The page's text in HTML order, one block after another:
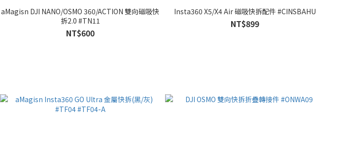
aMagisn DJI NANO/OSMO 360/ACTION 雙向磁吸快
拆2.0 #TN11
NT$600
Insta360 X5/X4 Air 磁吸快拆配件 #CINSBAHU
NT$899